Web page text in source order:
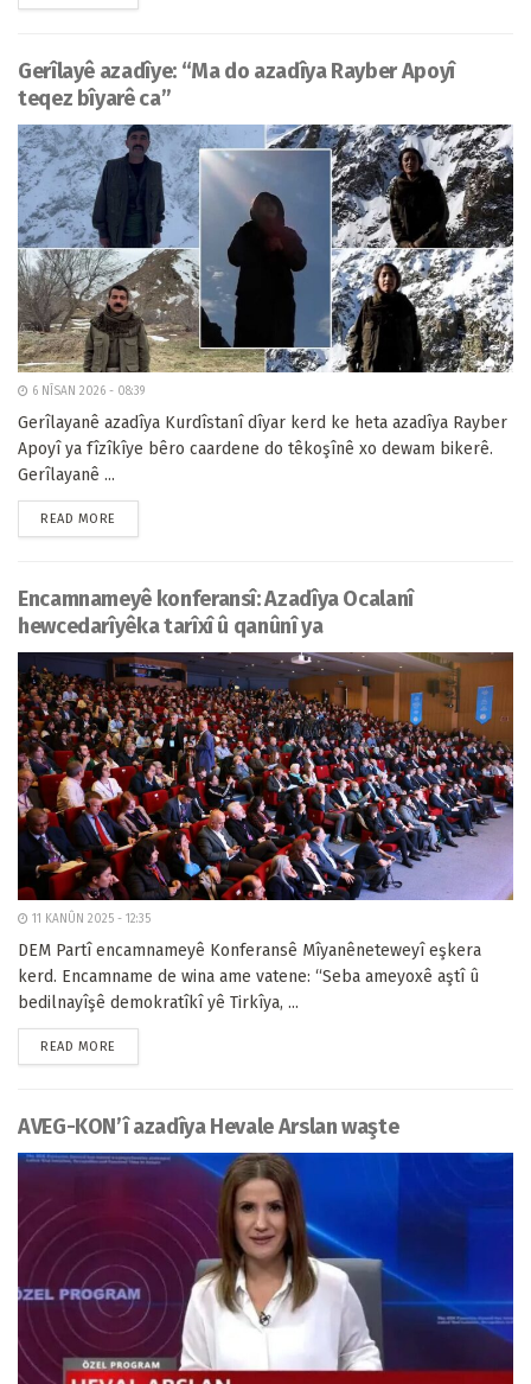
Gerîlayê azadîye: “Ma do azadîya Rayber Apoyî
teqez bîyarê ca”
6 NÎSAN 2026 - 08:39
Gerîlayanê azadîya Kurdîstanî dîyar kerd ke heta azadîya Rayber
Apoyî ya fîzîkîye bêro caardene do têkoşînê xo dewam bikerê.
Gerîlayanê ...
READ MORE
Encamnameyê konferansî: Azadîya Ocalanî
hewcedarîyêka tarîxî û qanûnî ya
11 KANÛN 2025 - 12:35
DEM Partî encamnameyê Konferansê Mîyanêneteweyî eşkera
kerd. Encamname de wina ame vatene: “Seba ameyoxê aştî û
bedilnayîşê demokratîkî yê Tirkîya, ...
READ MORE
AVEG-KON’î azadîya Hevale Arslan waşte